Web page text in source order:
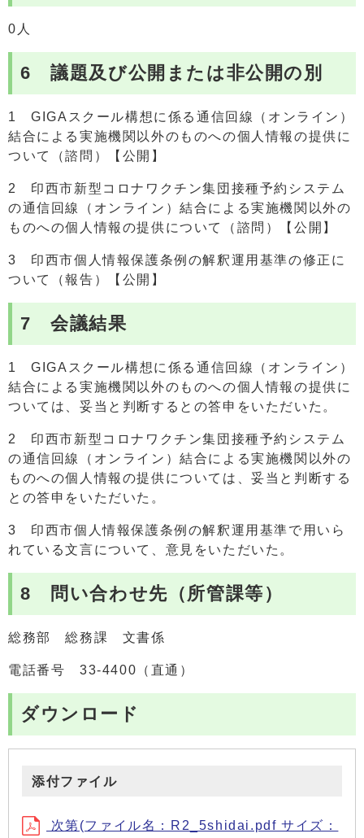
0人
6 議題及び公開または非公開の別
1 GIGAスクール構想に係る通信回線（オンライン）
結合による実施機関以外のものへの個人情報の提供に
ついて（諮問）【公開】
2 印西市新型コロナワクチン集団接種予約システム
の通信回線（オンライン）結合による実施機関以外の
ものへの個人情報の提供について（諮問）【公開】
3 印西市個人情報保護条例の解釈運用基準の修正に
ついて（報告）【公開】
7 会議結果
1 GIGAスクール構想に係る通信回線（オンライン）
結合による実施機関以外のものへの個人情報の提供に
ついては、妥当と判断するとの答申をいただいた。
2 印西市新型コロナワクチン集団接種予約システム
の通信回線（オンライン）結合による実施機関以外の
ものへの個人情報の提供については、妥当と判断する
との答申をいただいた。
3 印西市個人情報保護条例の解釈運用基準で用いら
れている文言について、意見をいただいた。
8 問い合わせ先（所管課等）
総務部 総務課 文書係
電話番号 33-4400（直通）
ダウンロード
添付ファイル
次第(ファイル名：R2_5shidai.pdf サイズ：